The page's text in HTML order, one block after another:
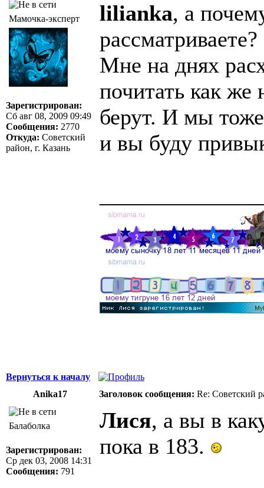
Мамочка-эксперт
Зарегистрирован:
Сб авг 08, 2009 09:49
Сообщения: 2770
Откуда: Советский
район, г. Казань
lilianka, а
рассматриваете?
Мне на днях
почитать как
берут. И мы
и вы буду
Вернуться к началу
Anika17
Заголовок сообщения: Re: Советский
Балаболка
Зарегистрирован:
Ср дек 03, 2008 14:31
Сообщения: 791
Лися, а вы в
пока в 183.